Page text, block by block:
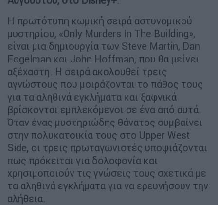
Η πρωτότυπη κωμική σειρά αστυνομικού
μυστηρίου, «Only Murders In The Building»,
είναι μια δημιουργία των Steve Martin, Dan
Fogelman και John Hoffman, που θα μείνει
αξέχαστη. Η σειρά ακολουθεί τρεις
αγνώστους που μοιράζονται το πάθος τους
για τα αληθινά εγκλήματα και ξαφνικά
βρίσκονται εμπλεκόμενοι σε ένα από αυτά.
Όταν ένας μυστηριώδης θάνατος συμβαίνει
στην πολυκατοικία τους στο Upper West
Side, οι τρεις πρωταγωνιστές υποψιάζονται
πως πρόκειται για δολοφονία και
χρησιμοποιούν τις γνώσεις τους σχετικά με
τα αληθινά εγκλήματα για να ερευνήσουν την
αλήθεια.